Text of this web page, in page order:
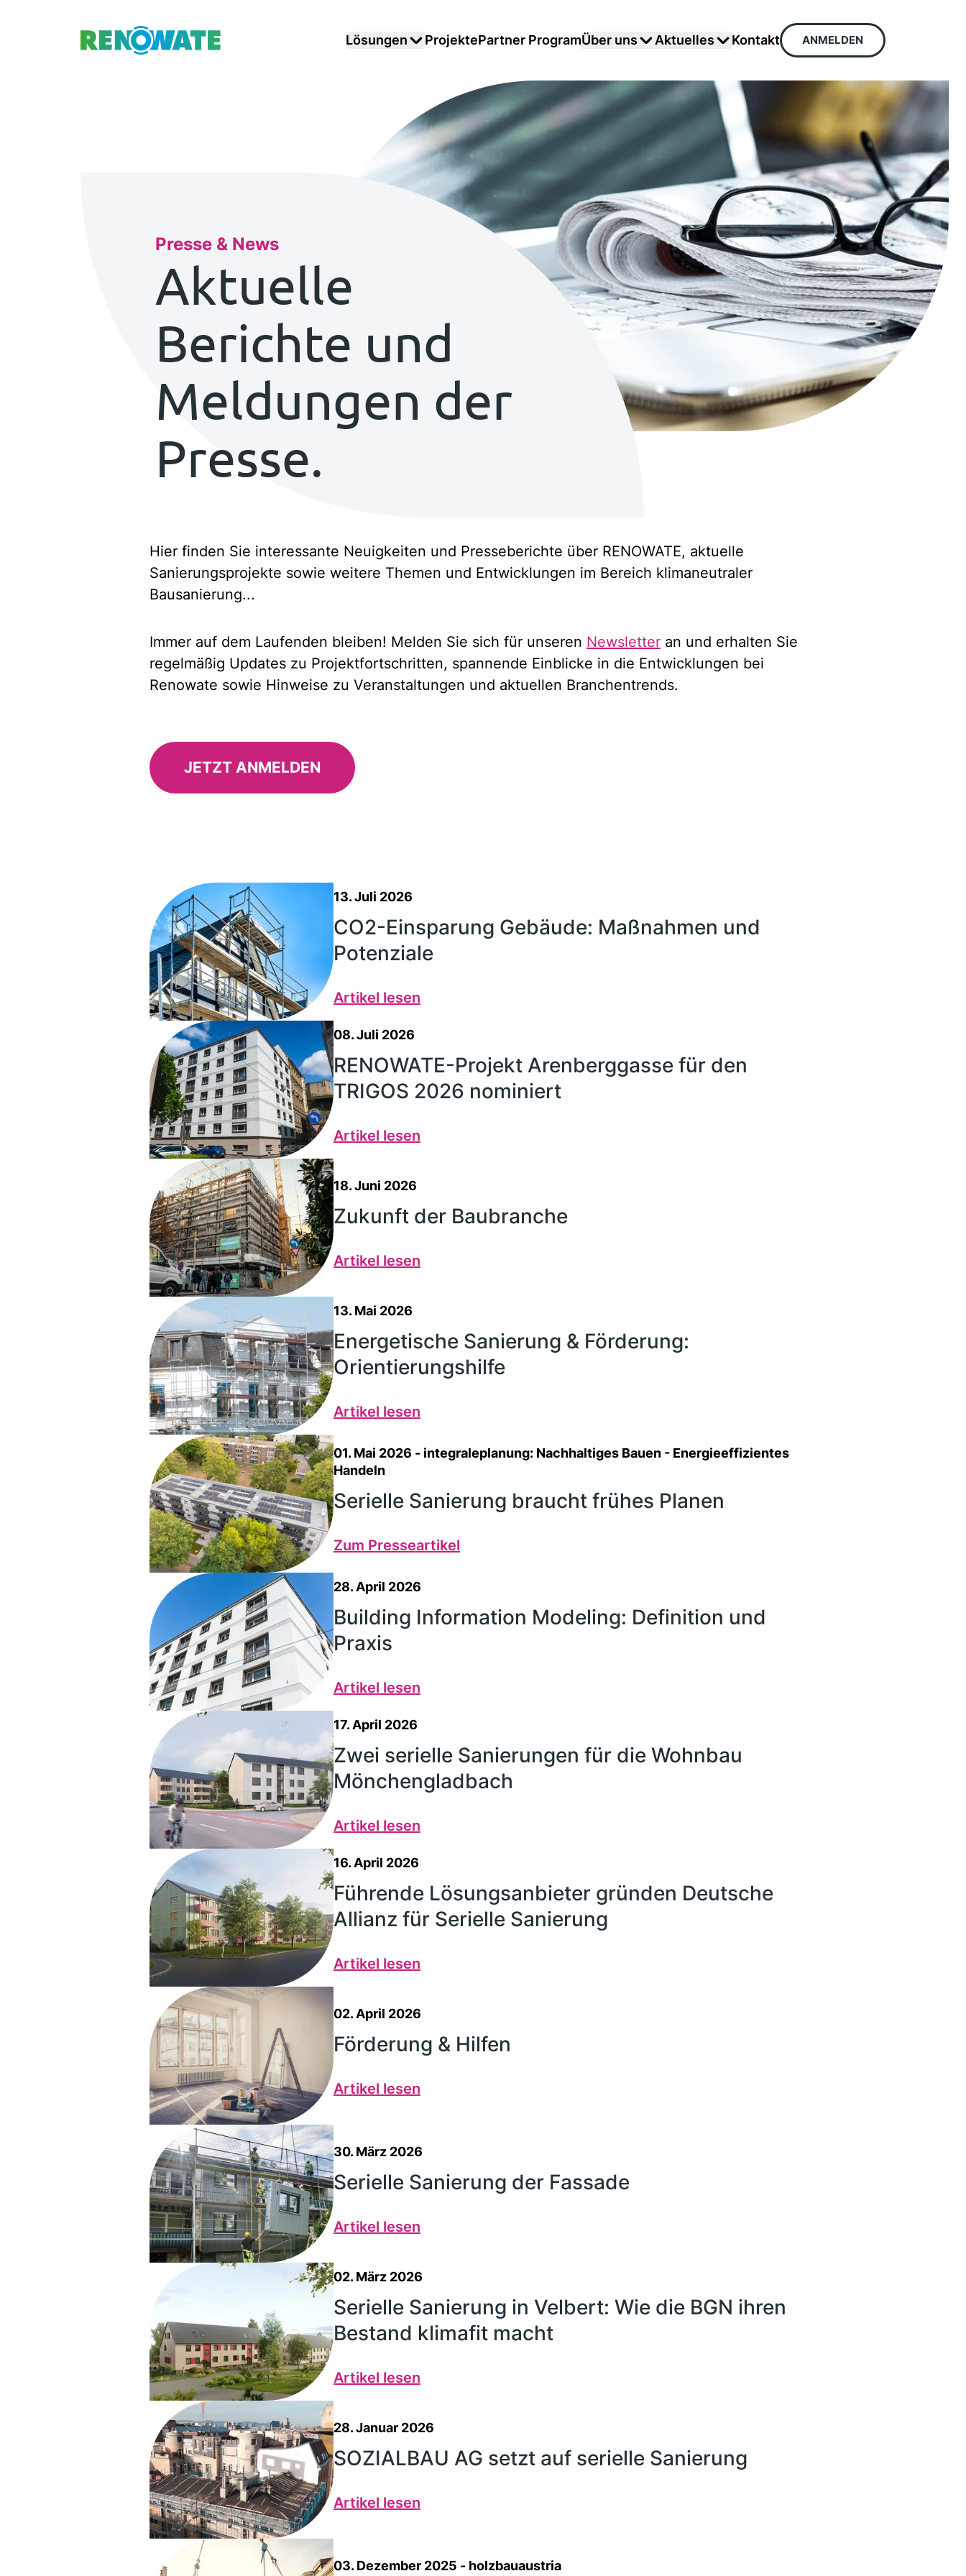
Lösungen ProjektePartner ProgramÜber uns Aktuelles Kontakt ANMELDEN
Presse & News
Aktuelle
Berichte und
Meldungen der
Presse.
Hier finden Sie interessante Neuigkeiten und Presseberichte über RENOWATE, aktuelle
Sanierungsprojekte sowie weitere Themen und Entwicklungen im Bereich klimaneutraler
Bausanierung...
Immer auf dem Laufenden bleiben! Melden Sie sich für unseren Newsletter an und erhalten Sie
regelmäßig Updates zu Projektfortschritten, spannende Einblicke in die Entwicklungen bei
Renowate sowie Hinweise zu Veranstaltungen und aktuellen Branchentrends.
JETZT ANMELDEN
13. Juli 2026
CO2-Einsparung Gebäude: Maßnahmen und
Potenziale
Artikel lesen
08. Juli 2026
RENOWATE-Projekt Arenberggasse für den
TRIGOS 2026 nominiert
Artikel lesen
18. Juni 2026
Zukunft der Baubranche
Artikel lesen
13. Mai 2026
Energetische Sanierung & Förderung:
Orientierungshilfe
Artikel lesen
01. Mai 2026 - integraleplanung: Nachhaltiges Bauen - Energieeffizientes
Handeln
Serielle Sanierung braucht frühes Planen
Zum Presseartikel
28. April 2026
Building Information Modeling: Definition und
Praxis
Artikel lesen
17. April 2026
Zwei serielle Sanierungen für die Wohnbau
Mönchengladbach
Artikel lesen
16. April 2026
Führende Lösungsanbieter gründen Deutsche
Allianz für Serielle Sanierung
Artikel lesen
02. April 2026
Förderung & Hilfen
Artikel lesen
30. März 2026
Serielle Sanierung der Fassade
Artikel lesen
02. März 2026
Serielle Sanierung in Velbert: Wie die BGN ihren
Bestand klimafit macht
Artikel lesen
28. Januar 2026
SOZIALBAU AG setzt auf serielle Sanierung
Artikel lesen
03. Dezember 2025 - holzbauaustria